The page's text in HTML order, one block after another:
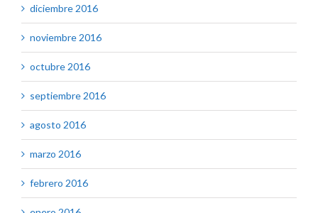
diciembre 2016
noviembre 2016
octubre 2016
septiembre 2016
agosto 2016
marzo 2016
febrero 2016